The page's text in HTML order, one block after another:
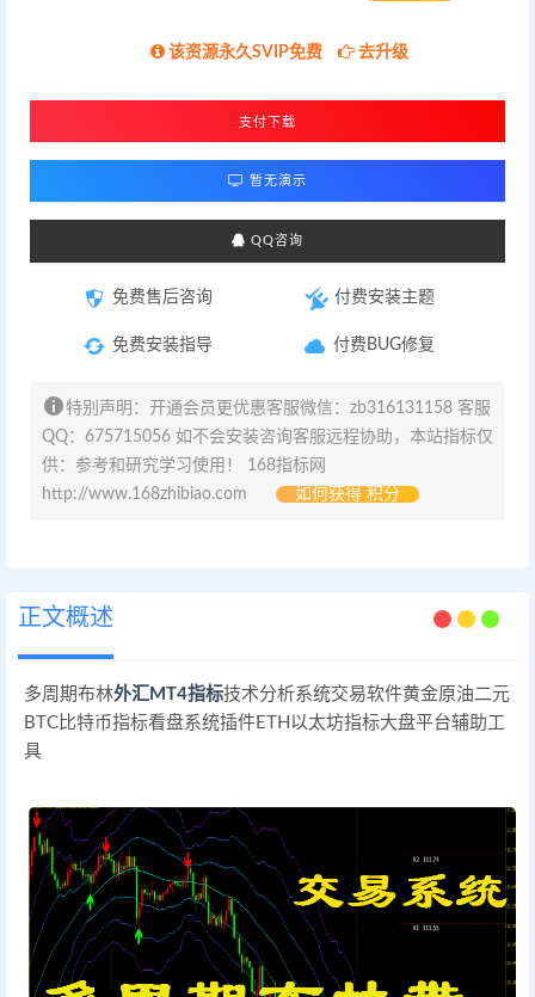
该资源永久SVIP免费 去升级
支付下载
暂无演示
QQ咨询
免费售后咨询
免费安装指导
付费安装主题
付费BUG修复
特别声明：开通会员更优惠客服微信：zb316131158 客服
QQ：675715056 如不会安装咨询客服远程协助，本站指标仅
供：参考和研究学习使用！ 168指标网
http://www.168zhibiao.com
如何获得 积分
正文概述
多周期布林外汇MT4指标技术分析系统交易软件黄金原油二元
BTC比特币指标看盘系统插件ETH以太坊指标大盘平台辅助工
具